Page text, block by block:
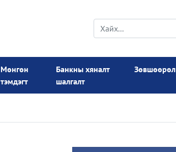
Мөнгөн
тэмдэгт
Банкны хяналт
шалгалт
Зөвшөөрөл